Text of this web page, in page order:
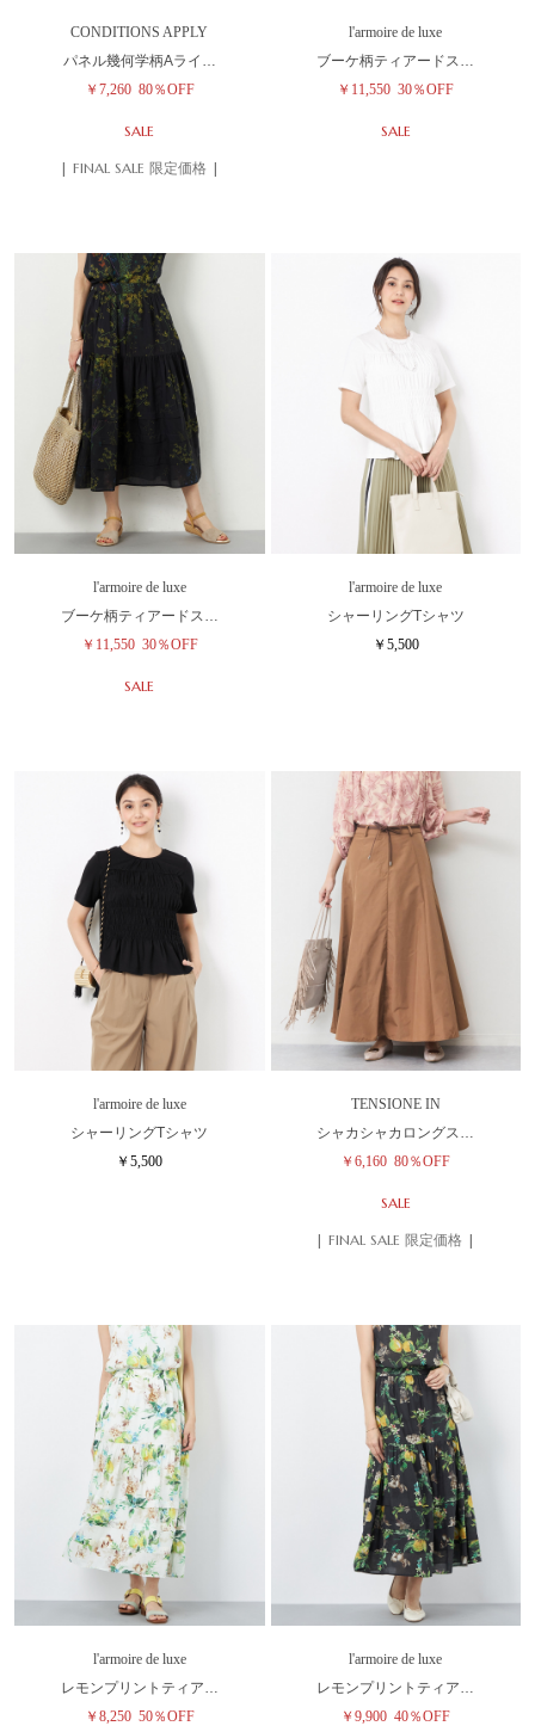
CONDITIONS APPLY
パネル幾何学柄Aライ…
￥7,260 80％OFF
SALE
| FINAL SALE 限定価格 |
l'armoire de luxe
ブーケ柄ティアードス…
￥11,550 30％OFF
SALE
l'armoire de luxe
ブーケ柄ティアードス…
￥11,550 30％OFF
SALE
l'armoire de luxe
シャーリングTシャツ
￥5,500
l'armoire de luxe
シャーリングTシャツ
￥5,500
TENSIONE IN
シャカシャカロングス…
￥6,160 80％OFF
SALE
| FINAL SALE 限定価格 |
l'armoire de luxe
レモンプリントティア…
￥8,250 50％OFF
l'armoire de luxe
レモンプリントティア…
￥9,900 40％OFF